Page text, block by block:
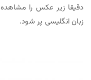
دقیقا زیر عکس را
زبان انگلیسی پر شود.